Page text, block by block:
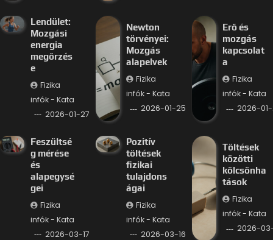
Lendület:
Mozgási
energia
megőrzés
e
Fizika
infók - Kata
2026-01-27
Newton
törvényei:
Mozgás
alapelvek
Fizika
infók - Kata
2026-01-25
Erő és
mozgás
kapcsolat
a
Fizika
infók - Kata
2026-
Feszültsé
g mérése
és
alapegysé
gei
Fizika
infók - Kata
2026-03-17
Pozitív
töltések
fizikai
tulajdons
ágai
Fizika
infók - Kata
2026-03-16
Töltések
közötti
kölcsönha
tások
Fizika
infók - Kata
2026-